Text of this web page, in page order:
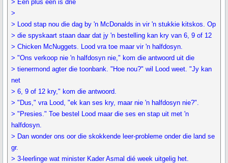
> Een plus een is drie
>
> Lood stap nou die dag by 'n McDonalds in vir 'n stukkie kitskos. Op
> die spyskaart staan daar dat jy 'n bestelling kan kry van 6, 9 of 12
> Chicken McNuggets. Lood vra toe maar vir 'n halfdosyn.
> "Ons verkoop nie 'n halfdosyn nie," kom die antwoord uit die
> tienermond agter die toonbank. "Hoe nou?" wil Lood weet. "Jy kan
net
> 6, 9 of 12 kry," kom die antwoord.
> "Dus," vra Lood, "ek kan ses kry, maar nie 'n halfdosyn nie?".
> "Presies." Toe bestel Lood maar die ses en stap uit met 'n
halfdosyn.
> Dan wonder ons oor die skokkende leer-probleme onder die land se
gr.
> 3-leerlinge wat minister Kader Asmal dié week uitgelig het.